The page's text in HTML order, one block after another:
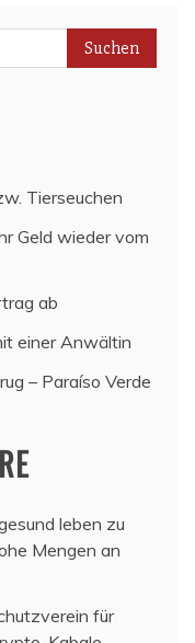
Tierseuchen
Geld wieder vom
ab
einer Anwältin
– Paraíso Verde
leben zu
Mengen an
für